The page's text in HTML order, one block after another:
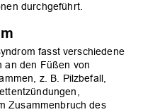
durchgeführt.
fasst verschiedene
an den Füßen von
z. B. Pilzbefall,
Zusammenbruch des